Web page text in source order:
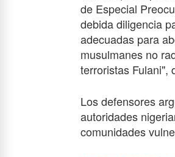
de Especial
debida diligencia
adecuadas para
musulmanes no
terroristas Fulani",
Los defensores
autoridades
comunidades